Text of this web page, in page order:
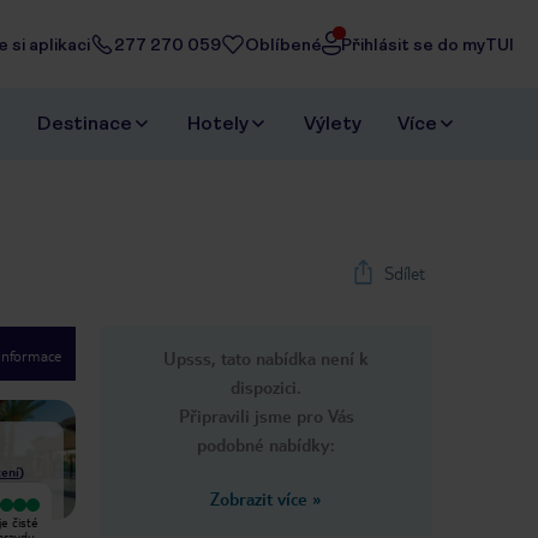
si aplikaci 277 270 059 Oblíbené Přihlásit se do myTUI
Destinace Hotely Výlety Více
Sdílet
Upsss, tato nabídka není k
dispozici.
Připravili jsme pro Vás
podobné nabídky:
Zobrazit více »
Next slide
1/ 22
)
čisté
Vyjímečný